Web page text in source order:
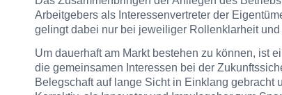
Arbeitgebers als Interessenvertreter der
gelingt dabei nur bei jeweiliger Rollenklarheit und
Um dauerhaft am Markt bestehen zu können, ist
die gemeinsamen Interessen bei der
Belegschaft auf lange Sicht in Einklang